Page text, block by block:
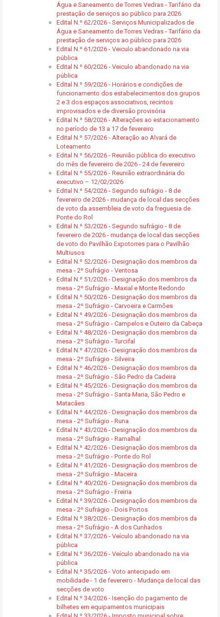
Água e Saneamento de Torres Vedras - Tarifário da
prestação de serviços ao público para 2026
Edital N.º 62/2026 - Serviços Municipalizados de
Água e Saneamento de Torres Vedras - Tarifário da
prestação de serviços ao público para 2026
Edital N.º 61/2026 - Veiculo abandonado na via
pública
Edital N.º 60/2026 - Veiculo abandonado na via
pública
Edital N.º 59/2026 - Horários e condições de
funcionamento dos estabelecimentos dos grupos
2 e 3 dos espaços associativos, recintos
improvisados e de diversão provisória
Edital N.º 58/2026 - Alterações ao estacionamento
no período de 13 a 17 de fevereiro
Edital N.º 57/2026 - Alteração ao Alvará de
Loteamento
Edital N.º 56/2026 - Reunião pública do executivo
do mês de fevereiro de 2026 - 24 de fevereiro
Edital N.º 55/2026 - Reunião extraordinária do
executivo – 12/02/2026
Edital N.º 54/2026 - Segundo sufrágio - 8 de
fevereiro de 2026 - mudança de local das secções
de voto da assembleia de voto da freguesia de
Ponte do Rol
Edital N.º 53/2026 - Segundo sufrágio - 8 de
fevereiro de 2026 - mudança de local das secções
de voto do Pavilhão Expotorres para o Pavilhão
Multiusos
Edital N.º 52/2026 - Designação dos membros da
mesa - 2º Sufrágio - Ventosa
Edital N.º 51/2026 - Designação dos membros da
mesa - 2º Sufrágio - Maxial e Monte Redondo
Edital N.º 50/2026 - Designação dos membros da
mesa - 2º Sufrágio - Carvoeira e Carmões
Edital N.º 49/2026 - Designação dos membros da
mesa - 2º Sufrágio - Campelos e Outeiro da Cabeça
Edital N.º 48/2026 - Designação dos membros da
mesa - 2º Sufrágio - Turcifal
Edital N.º 47/2026 - Designação dos membros da
mesa - 2º Sufrágio - Silveira
Edital N.º 46/2026 - Designação dos membros da
mesa - 2º Sufrágio - São Pedro da Cadeira
Edital N.º 45/2026 - Designação dos membros da
mesa - 2º Sufrágio - Santa Maria, São Pedro e
Matacães
Edital N.º 44/2026 - Designação dos membros da
mesa - 2º Sufrágio - Runa
Edital N.º 43/2026 - Designação dos membros da
mesa - 2º Sufrágio - Ramalhal
Edital N.º 42/2026 - Designação dos membros da
mesa - 2º Sufrágio - Ponte do Rol
Edital N.º 41/2026 - Designação dos membros de
mesa - 2º Sufrágio - Maceira
Edital N.º 40/2026 - Designação dos membros da
mesa - 2º Sufrágio - Freiria
Edital N.º 39/2026 - Designação dos membros da
mesa - 2º Sufrágio - Dois Portos
Edital N.º 38/2026 - Designação dos membros da
mesa - 2º Sufrágio - A dos Cunhados
Edital N.º 37/2026 - Veículo abandonado na via
pública
Edital N.º 36/2026 - Veículo abandonado na via
pública
Edital N.º 35/2026 - Voto antecipado em
mobilidade - 1 de fevereiro - Mudança de local das
secções de voto
Edital N.º 34/2026 - Isenção do pagamento de
bilhetes em equipamentos municipais